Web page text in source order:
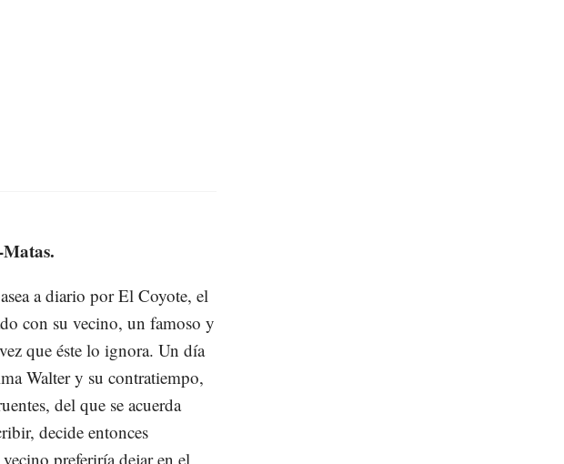
a diario por El Coyote, el
con su vecino, un famoso y
que éste lo ignora. Un día
Walter y su contratiempo,
del que se acuerda
decide entonces
preferiría dejar en el